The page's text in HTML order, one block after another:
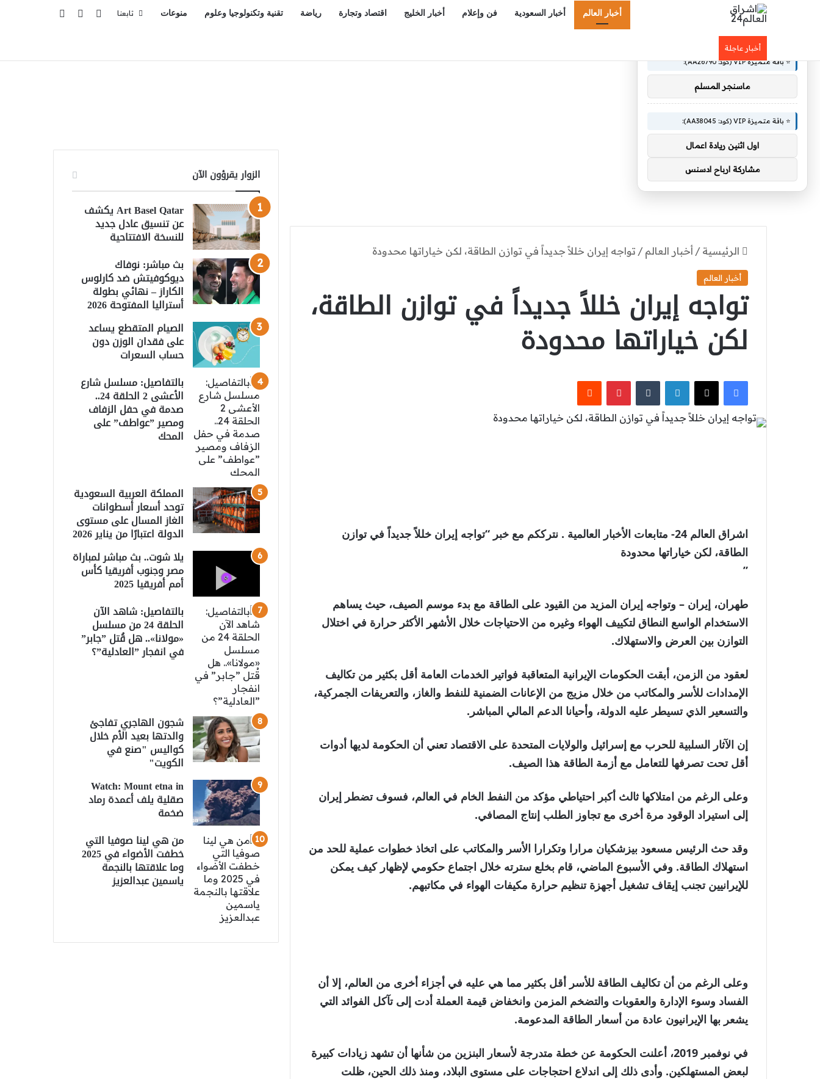
أخبار العالم أخبار السعودية فن وإعلام أخبار الخليج اقتصاد وتجارة رياضة تقنية وتكنولوجيا وعلوم منوعات تابعنا تسجيل الدخول
إضافة عمود
أخبار عاجلة
الرئيسية / أخبار العالم / تواجه إيران خللاً جديداً في توازن الطاقة، لكن خياراتها محدودة
أخبار العالم
تواجه إيران خللاً جديداً في توازن الطاقة،
لكن خياراتها محدودة
فيسبوك
‫X لينكدإن بينتيريست
اشراق العالم 24- متابعات الأخبار العالمية . نترككم مع خبر “تواجه إيران خللاً جديداً في توازن
الطاقة، لكن خياراتها محدودة
”
طهران، إيران – وتواجه إيران المزيد من القيود على الطاقة مع بدء موسم الصيف، حيث يساهم
الاستخدام الواسع النطاق لتكييف الهواء وغيره من الاحتياجات خلال الأشهر الأكثر حرارة في اختلال
التوازن بين العرض والاستهلاك.
لعقود من الزمن، أبقت الحكومات الإيرانية المتعاقبة فواتير الخدمات العامة أقل بكثير من تكاليف
الإمدادات للأسر والمكاتب من خلال مزيج من الإعانات الضمنية للنفط والغاز، والتعريفات الجمركية،
والتسعير الذي تسيطر عليه الدولة، وأحيانا الدعم المالي المباشر.
إن الآثار السلبية للحرب مع إسرائيل والولايات المتحدة على الاقتصاد تعني أن الحكومة لديها أدوات
أقل تحت تصرفها للتعامل مع أزمة الطاقة هذا الصيف.
وعلى الرغم من امتلاكها ثالث أكبر احتياطي مؤكد من النفط الخام في العالم، فسوف تضطر إيران
إلى استيراد الوقود مرة أخرى مع تجاوز الطلب إنتاج المصافي.
وقد حث الرئيس مسعود بيزشكيان مرارا وتكرارا الأسر والمكاتب على اتخاذ خطوات عملية للحد من
استهلاك الطاقة. وفي الأسبوع الماضي، قام بخلع سترته خلال اجتماع حكومي لإظهار كيف يمكن
للإيرانيين تجنب إيقاف تشغيل أجهزة تنظيم حرارة مكيفات الهواء في مكاتبهم.
وعلى الرغم من أن تكاليف الطاقة للأسر أقل بكثير مما هي عليه في أجزاء أخرى من العالم، إلا أن
الفساد وسوء الإدارة والعقوبات والتضخم المزمن وانخفاض قيمة العملة أدت إلى تآكل الفوائد التي
يشعر بها الإيرانيون عادة من أسعار الطاقة المدعومة.
في نوفمبر 2019، أعلنت الحكومة عن خطة متدرجة لأسعار البنزين من شأنها أن تشهد زيادات كبيرة
لبعض المستهلكين. وأدى ذلك إلى اندلاع احتجاجات على مستوى البلاد، ومنذ ذلك الحين، ظلت
الزوار يقرؤون الآن
Art Basel Qatar يكشف
عن تنسيق عادل جديد
للنسخة الافتتاحية
بث مباشر: نوفاك
ديوكوفيتش ضد كارلوس
الكاراز – نهائي بطولة
أستراليا المفتوحة 2026
الصيام المتقطع يساعد
على فقدان الوزن دون
حساب السعرات
بالتفاصيل: مسلسل شارع
الأعشى 2 الحلقة 24..
صدمة في حفل الزفاف
ومصير ”عواطف” على
المحك
المملكة العربية السعودية
توحد أسعار أسطوانات
الغاز المسال على مستوى
الدولة اعتبارًا من يناير 2026
يلا شوت.. بث مباشر لمباراة
مصر وجنوب أفريقيا كأس
أمم أفريقيا 2025
بالتفاصيل: شاهد الآن
الحلقة 24 من مسلسل
«مولانا».. هل قُتل ”جابر”
في انفجار ”العادلية”؟
شجون الهاجري تفاجئ
والدتها بعيد الأم خلال
كواليس "صنع في
الكويت"
Watch: Mount etna in
صقلية يلف أعمدة رماد
ضخمة
من هي لينا صوفيا التي
خطفت الأضواء في 2025
وما علاقتها بالنجمة
ياسمين عبدالعزيز
⭐ باقة متميزة VIP (كود: AA26790):
ماسنجر المسلم
⭐ باقة متميزة VIP (كود: AA38045):
اول اثنين ريادة اعمال
مشاركة ارباح ادسنس